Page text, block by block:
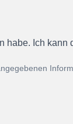
habe. Ich kann